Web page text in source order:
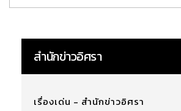
สำนักข่าวอิศรา
เรื่องเด่น - สำนักข่าวอิศรา